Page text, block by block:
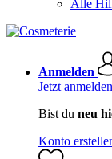
Alle
Anmelden
Jetzt anmelden
Bist du neu
Konto